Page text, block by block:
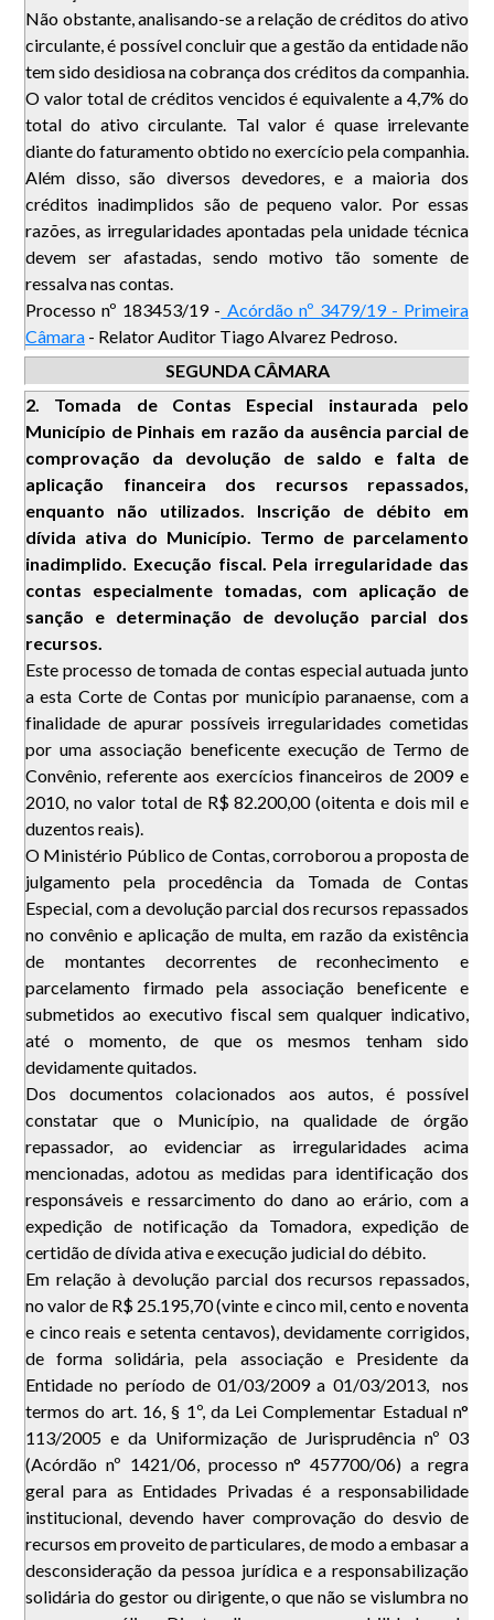
Não obstante, analisando-se a relação de créditos do ativo
circulante, é possível concluir que a gestão da entidade não
tem sido desidiosa na cobrança dos créditos da companhia.
O valor total de créditos vencidos é equivalente a 4,7% do
total do ativo circulante. Tal valor é quase irrelevante
diante do faturamento obtido no exercício pela companhia.
Além disso, são diversos devedores, e a maioria dos
créditos inadimplidos são de pequeno valor. Por essas
razões, as irregularidades apontadas pela unidade técnica
devem ser afastadas, sendo motivo tão somente de
ressalva nas contas.
Processo nº 183453/19 - Acórdão nº 3479/19 - Primeira
Câmara - Relator Auditor Tiago Alvarez Pedroso.
SEGUNDA CÂMARA
2. Tomada de Contas Especial instaurada pelo
Município de Pinhais em razão da ausência parcial de
comprovação da devolução de saldo e falta de
aplicação financeira dos recursos repassados,
enquanto não utilizados. Inscrição de débito em
dívida ativa do Município. Termo de parcelamento
inadimplido. Execução fiscal. Pela irregularidade das
contas especialmente tomadas, com aplicação de
sanção e determinação de devolução parcial dos
recursos.
Este processo de tomada de contas especial autuada junto
a esta Corte de Contas por município paranaense, com a
finalidade de apurar possíveis irregularidades cometidas
por uma associação beneficente execução de Termo de
Convênio, referente aos exercícios financeiros de 2009 e
2010, no valor total de R$ 82.200,00 (oitenta e dois mil e
duzentos reais).
O Ministério Público de Contas, corroborou a proposta de
julgamento pela procedência da Tomada de Contas
Especial, com a devolução parcial dos recursos repassados
no convênio e aplicação de multa, em razão da existência
de montantes decorrentes de reconhecimento e
parcelamento firmado pela associação beneficente e
submetidos ao executivo fiscal sem qualquer indicativo,
até o momento, de que os mesmos tenham sido
devidamente quitados.
Dos documentos colacionados aos autos, é possível
constatar que o Município, na qualidade de órgão
repassador, ao evidenciar as irregularidades acima
mencionadas, adotou as medidas para identificação dos
responsáveis e ressarcimento do dano ao erário, com a
expedição de notificação da Tomadora, expedição de
certidão de dívida ativa e execução judicial do débito.
Em relação à devolução parcial dos recursos repassados,
no valor de R$ 25.195,70 (vinte e cinco mil, cento e noventa
e cinco reais e setenta centavos), devidamente corrigidos,
de forma solidária, pela associação e Presidente da
Entidade no período de 01/03/2009 a 01/03/2013, nos
termos do art. 16, § 1º, da Lei Complementar Estadual n°
113/2005 e da Uniformização de Jurisprudência nº 03
(Acórdão nº 1421/06, processo n° 457700/06) a regra
geral para as Entidades Privadas é a responsabilidade
institucional, devendo haver comprovação do desvio de
recursos em proveito de particulares, de modo a embasar a
desconsideração da pessoa jurídica e a responsabilização
solidária do gestor ou dirigente, o que não se vislumbra no